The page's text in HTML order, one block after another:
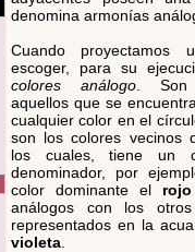
denomina armonías
Cuando proyectamos
escoger, para su
colores análogo. Son
aquellos que se
cualquier color en el
son los colores vecinos
los cuales, tiene un
denominador, por
color dominante el rojo
análogos con los
representados en la
violeta